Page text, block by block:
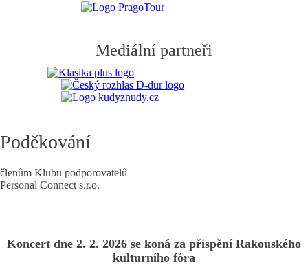
Mediální partneři
Poděkování
členům Klubu podporovatelů
Personal Connect s.r.o.
Koncert dne 2. 2. 2026 se koná za přispění Rakouského
kulturního fóra